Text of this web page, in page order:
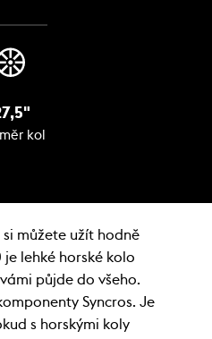
kol
si můžete užít hodně
je lehké horské kolo
půjde do všeho.
Syncros. Je
s horskými koly